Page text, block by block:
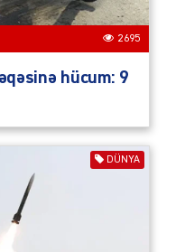
2695
hücum: 9
DÜNYA